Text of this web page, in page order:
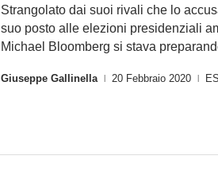
Strangolato dai suoi rivali che lo
suo posto alle elezioni presidenziali
Michael Bloomberg si stava
Giuseppe Gallinella 20 Febbraio 2020